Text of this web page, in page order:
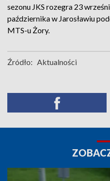
sezonu JKS rozegra 23
października w Jarosławiu
MTS-u Żory.
Źródło: Aktualności